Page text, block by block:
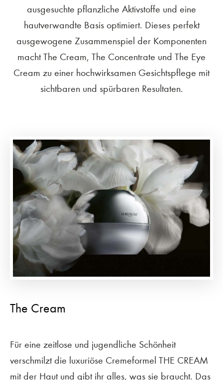
ausgesuchte pflanzliche Aktivstoffe und eine
hautverwandte Basis optimiert. Dieses perfekt
ausgewogene Zusammenspiel der Komponenten
macht The Cream, The Concentrate und The Eye
Cream zu einer hochwirksamen Gesichtspflege mit
sichtbaren und spürbaren Resultaten.
The Cream
Für eine zeitlose und jugendliche Schönheit
verschmilzt die luxuriöse Cremeformel THE CREAM
mit der Haut und gibt ihr alles, was sie braucht. Das